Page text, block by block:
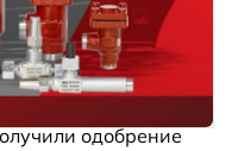
одобрение